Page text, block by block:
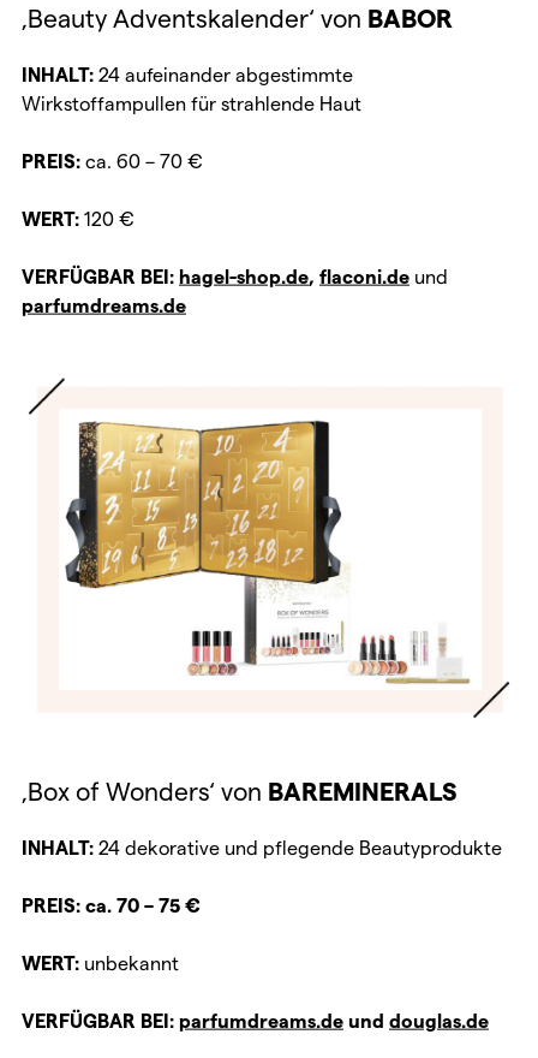
‚Beauty Adventskalender‘ von BABOR
INHALT: 24 aufeinander abgestimmte
Wirkstoffampullen für strahlende Haut
PREIS: ca. 60 – 70 €
WERT: 120 €
VERFÜGBAR BEI: hagel-shop.de, flaconi.de und
parfumdreams.de
‚Box of Wonders‘ von BAREMINERALS
INHALT: 24 dekorative und pflegende Beautyprodukte
PREIS: ca. 70 – 75 €
WERT: unbekannt
VERFÜGBAR BEI: parfumdreams.de und douglas.de